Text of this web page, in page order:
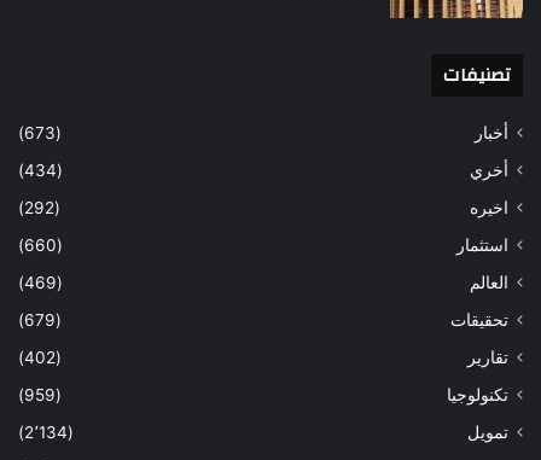
تصنيفات
أخبار
(673)
أخري
(434)
اخيره
(292)
استثمار
(660)
العالم
(469)
تحقيقات
(679)
تقارير
(402)
تكنولوجيا
(959)
تمويل
(2٬134)